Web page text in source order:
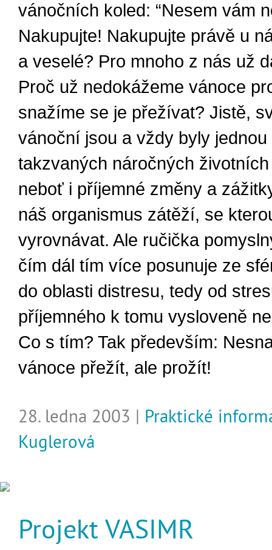
vánočních koled: “Nesem vám
Nakupujte! Nakupujte právě u
a veselé? Pro mnoho z nás už
Proč už nedokážeme vánoce
snažíme se je přežívat? Jistě,
vánoční jsou a vždy byly jednou
takzvaných náročných
neboť i příjemné změny a
náš organismus zátěží, se
vyrovnávat. Ale ručička
čím dál tím více posunuje ze
do oblasti distresu, tedy od
příjemného k tomu vysloveně
Co s tím? Tak především:
vánoce přežít, ale prožít!
28. ledna 2003 | Praktické
Kuglerová
Projekt VASIMR